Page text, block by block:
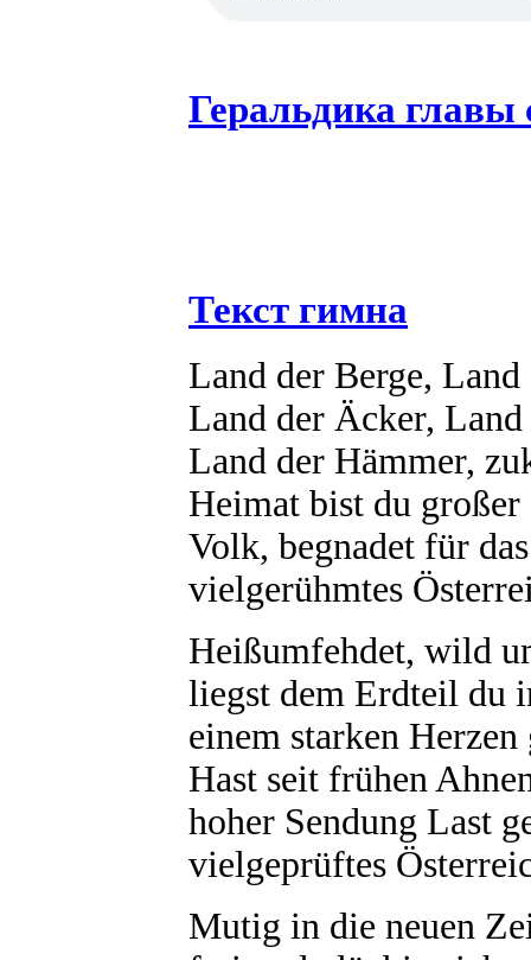
Геральдика главы
Текст гимна
Land der Berge,
Land der Äcker,
Land der Hämmer,
Heimat bist du großer
Volk, begnadet für
vielgerühmtes
Heißumfehdet, wild
liegst dem Erdteil du
einem starken
Hast seit frühen
hoher Sendung Last
vielgeprüftes
Mutig in die neuen